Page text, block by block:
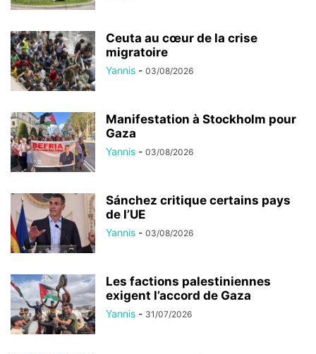
Ceuta au cœur de la crise
migratoire
Yannis - 03/08/2026
Manifestation à Stockholm pour
Gaza
Yannis - 03/08/2026
Sánchez critique certains pays
de l’UE
Yannis - 03/08/2026
Les factions palestiniennes
exigent l’accord de Gaza
Yannis - 31/07/2026